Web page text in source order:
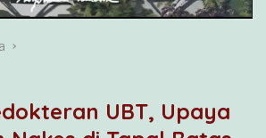
UBT, Upaya